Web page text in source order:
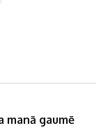
manā gaumē